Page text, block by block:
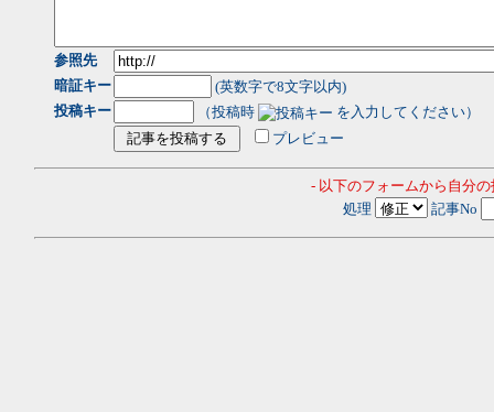
参照先
暗証キー
(英数字で8文字以内)
投稿キー
（投稿時
を入力してください）
プレビュー
- 以下のフォームから自分
処理
記事No